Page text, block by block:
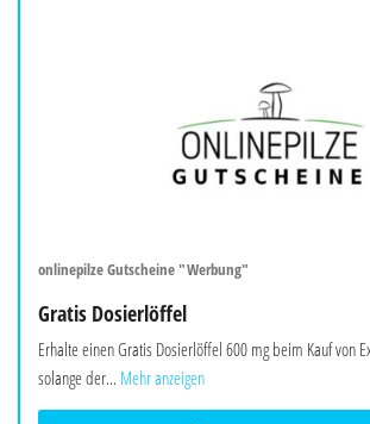
onlinepilze Gutscheine "Werbung"
Gratis Dosierlöffel
Erhalte einen Gratis Dosierlöffel 600 mg beim Kauf von
solange der... Mehr anzeigen